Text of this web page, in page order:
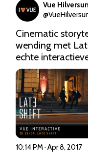
Vue
@
Cinematic
wending met
echte
10:14 PM · Apr 8, 2017